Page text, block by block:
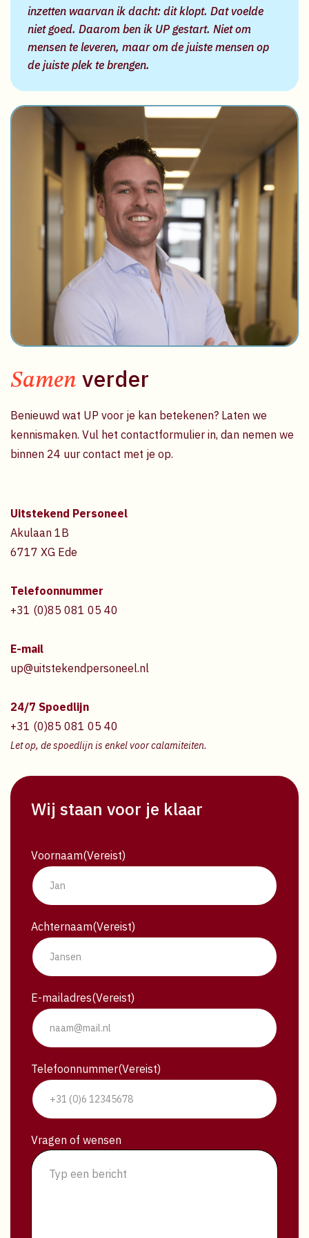
inzetten waarvan ik dacht: dit klopt. Dat voelde
niet goed. Daarom ben ik UP gestart. Niet om
mensen te leveren, maar om de juiste mensen op
de juiste plek te brengen.
Samen verder
Benieuwd wat UP voor je kan betekenen? Laten we
kennismaken. Vul het contactformulier in, dan nemen we
binnen 24 uur contact met je op.
Uitstekend Personeel
Akulaan 1B
6717 XG Ede
Telefoonnummer
+31 (0)85 081 05 40
E-mail
up@uitstekendpersoneel.nl
24/7 Spoedlijn
+31 (0)85 081 05 40
Let op, de spoedlijn is enkel voor calamiteiten.
Wij staan voor je klaar
Voornaam(Vereist)
Achternaam(Vereist)
E-mailadres(Vereist)
Telefoonnummer(Vereist)
Vragen of wensen